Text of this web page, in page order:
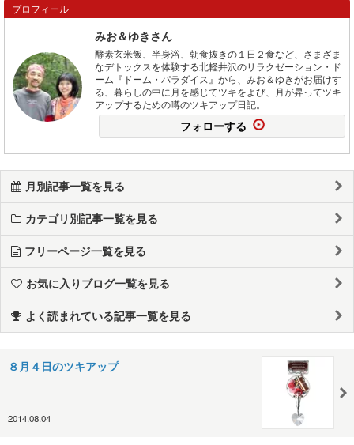
プロフィール
みお＆ゆきさん
酵素玄米飯、半身浴、朝食抜きの１日２食など、さまざま
なデトックスを体験する北軽井沢のリラクゼーション・ド
ーム『ドーム・パラダイス』から、みお＆ゆきがお届けす
る、暮らしの中に月を感じてツキをよび、月が昇ってツキ
アップするための噂のツキアップ日記。
フォローする
月別記事一覧を見る
カテゴリ別記事一覧を見る
フリーページ一覧を見る
お気に入りブログ一覧を見る
よく読まれている記事一覧を見る
８月４日のツキアップ
2014.08.04